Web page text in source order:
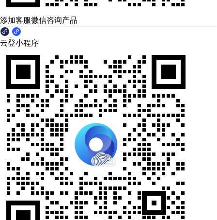
添加客服微信咨询产品
云登小程序